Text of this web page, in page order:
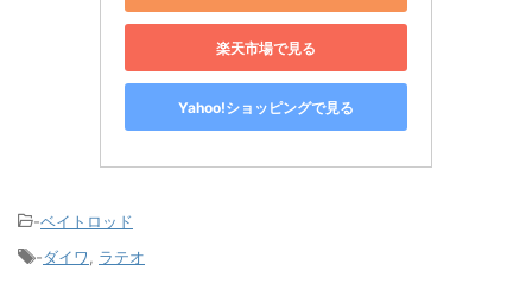
楽天市場で見る
Yahoo!ショッピングで見る
-ベイトロッド
-ダイワ ラテオ